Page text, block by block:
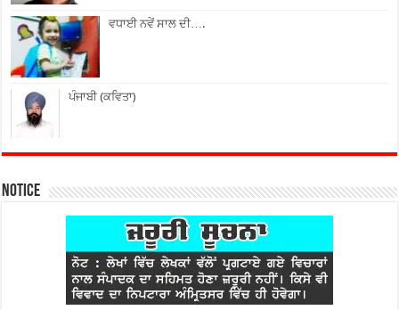
ਵਧਾਈ ਨਵੇਂ ਸਾਲ ਦੀ….
ਪੰਜਾਬੀ (ਕਵਿਤਾ)
Notice